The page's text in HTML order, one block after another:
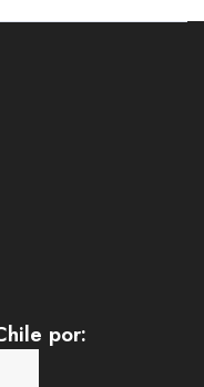
por: